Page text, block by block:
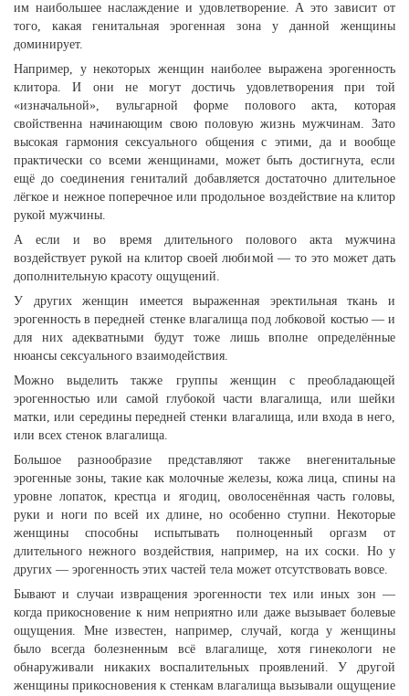
им наибольшее наслаждение и удовлетворение. А это зависит от
того, какая генитальная эрогенная зона у данной женщины
доминирует.
Например, у некоторых женщин наиболее выражена эрогенность
клитора. И они не могут достичь удовлетворения при той
«изначальной», вульгарной форме полового акта, которая
свойственна начинающим свою половую жизнь мужчинам. Зато
высокая гармония сексуального общения с этими, да и вообще
практически со всеми женщинами, может быть достигнута, если
ещё до соединения гениталий добавляется достаточно длительное
лёгкое и нежное поперечное или продольное воздействие на клитор
рукой мужчины.
А если и во время длительного полового акта мужчина
воздействует рукой на клитор своей любимой — то это может дать
дополнительную красоту ощущений.
У других женщин имеется выраженная эректильная ткань и
эрогенность в передней стенке влагалища под лобковой костью — и
для них адекватными будут тоже лишь вполне определённые
нюансы сексуального взаимодействия.
Можно выделить также группы женщин с преобладающей
эрогенностью или самой глубокой части влагалища, или шейки
матки, или середины передней стенки влагалища, или входа в него,
или всех стенок влагалища.
Большое разнообразие представляют также внегенитальные
эрогенные зоны, такие как молочные железы, кожа лица, спины на
уровне лопаток, крестца и ягодиц, оволосенённая часть головы,
руки и ноги по всей их длине, но особенно ступни. Некоторые
женщины способны испытывать полноценный оргазм от
длительного нежного воздействия, например, на их соски. Но у
других — эрогенность этих частей тела может отсутствовать вовсе.
Бывают и случаи извращения эрогенности тех или иных зон —
когда прикосновение к ним неприятно или даже вызывает болевые
ощущения. Мне известен, например, случай, когда у женщины
было всегда болезненным всё влагалище, хотя гинекологи не
обнаруживали никаких воспалительных проявлений. У другой
женщины прикосновения к стенкам влагалища вызывали ощущение